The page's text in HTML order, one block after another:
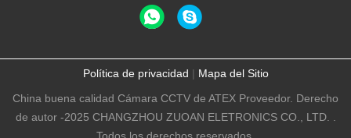
Política de privacidad | Mapa del Sitio
China buena calidad Cámara CCTV de ATEX Proveedor. Derecho
de autor -2025 CHANGZHOU ZUOAN ELETRONICS CO., LTD. .